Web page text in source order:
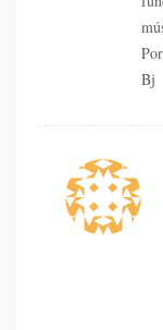
Bj